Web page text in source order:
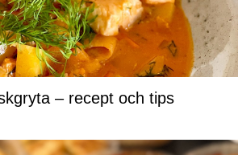
– recept och tips